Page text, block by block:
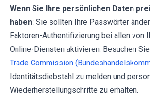
Wenn Sie Ihre persönlichen Daten
haben: Sie sollten Ihre Passwörter
Faktoren-Authentifizierung bei allen von
Online-Diensten aktivieren. Besuchen
Trade Commission
Identitätsdiebstahl zu melden und
Wiederherstellungschritte zu erhalten.